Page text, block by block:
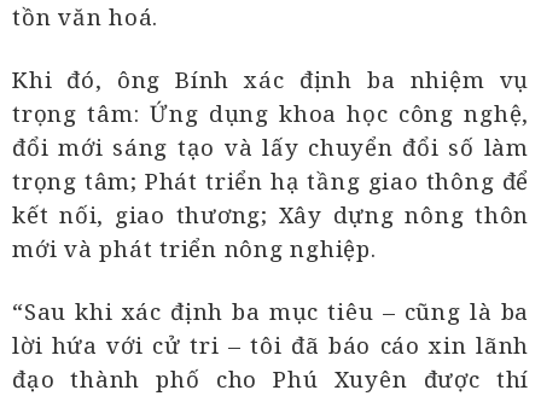
tồn văn hoá.
Khi đó, ông Bính xác định ba nhiệm vụ
trọng tâm: Ứng dụng khoa học công nghệ,
đổi mới sáng tạo và lấy chuyển đổi số làm
trọng tâm; Phát triển hạ tầng giao thông để
kết nối, giao thương; Xây dựng nông thôn
mới và phát triển nông nghiệp.
“Sau khi xác định ba mục tiêu – cũng là ba
lời hứa với cử tri – tôi đã báo cáo xin lãnh
đạo thành phố cho Phú Xuyên được thí